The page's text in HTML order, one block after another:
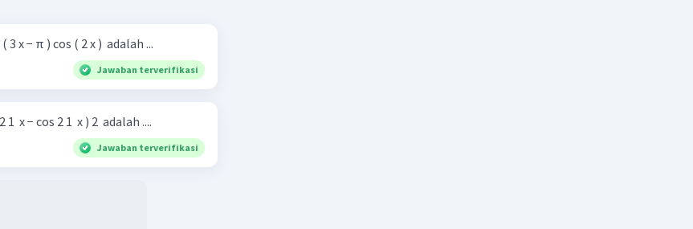
x − π ) cos ( 2 x ) ​ adalah ...
Jawaban terverifikasi
x − cos 2 1 ​ x ) 2 ​ adalah ....
Jawaban terverifikasi